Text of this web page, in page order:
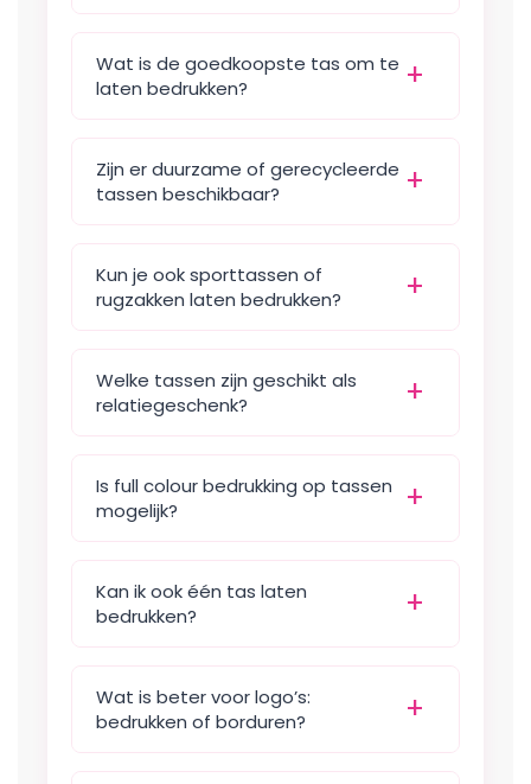
Wat is de goedkoopste tas om te
laten bedrukken?
Zijn er duurzame of gerecycleerde
tassen beschikbaar?
Kun je ook sporttassen of
rugzakken laten bedrukken?
Welke tassen zijn geschikt als
relatiegeschenk?
Is full colour bedrukking op tassen
mogelijk?
Kan ik ook één tas laten
bedrukken?
Wat is beter voor logo’s:
bedrukken of borduren?